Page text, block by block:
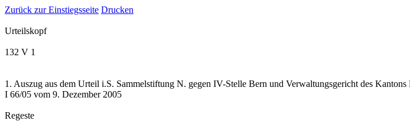
Zurück zur Einstiegsseite Drucken
Urteilskopf
132 V 1
1. Auszug aus dem Urteil i.S. Sammelstiftung N. gegen IV-Stelle Bern und Verwaltungsgericht des Kantons
I 66/05 vom 9. Dezember 2005
Regeste